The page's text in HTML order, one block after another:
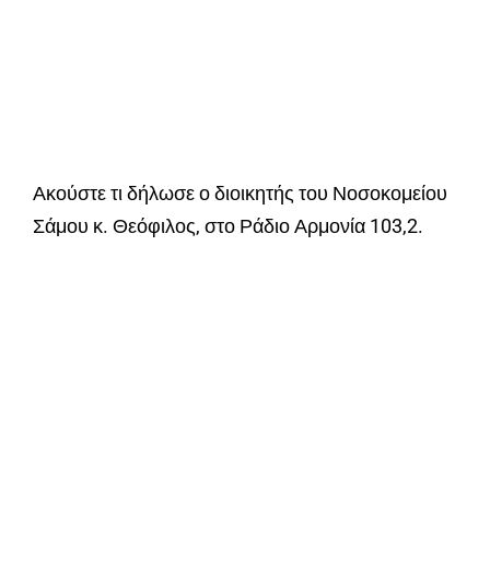
Ακούστε τι δήλωσε ο διοικητής του Νοσοκομείου
Σάμου κ. Θεόφιλος, στο Ράδιο Αρμονία 103,2.